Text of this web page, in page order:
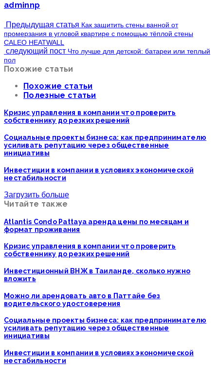
adminnp
Предыдущая статья Как защитить стены ванной от
промерзания в угловой квартире с помощью тёплой стены
CALEO HEATWALL
следующий пост Что лучше для детской: батареи или теплый
пол
Похожие статьи
Похожие статьи
Полезные статьи
Кризис управления в компании что проверить
собственнику до резких решений
Социальные проекты бизнеса: как предпринимателю
усиливать репутацию через общественные
инициативы
Инвестиции в компании в условиях экономической
нестабильности
Загрузить больше
Читайте также
Atlantis Condo Pattaya аренда цены по месяцам и
формат проживания
Кризис управления в компании что проверить
собственнику до резких решений
Инвестиционный ВНЖ в Таиланде, сколько нужно
вложить
Можно ли арендовать авто в Паттайе без
водительского удостоверения
Социальные проекты бизнеса: как предпринимателю
усиливать репутацию через общественные
инициативы
Инвестиции в компании в условиях экономической
нестабильности